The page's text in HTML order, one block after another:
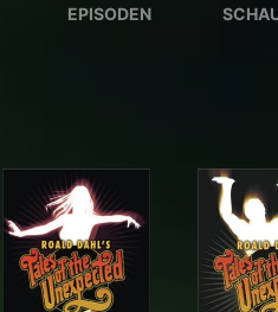
EPISODEN